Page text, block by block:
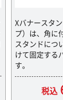
Xバナースタ
プ）は、角に
スタンドにつ
けて固定する
す。
税込